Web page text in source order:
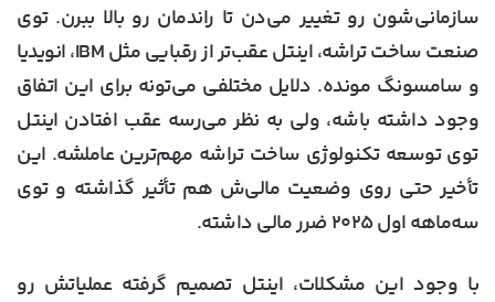
سازمانی‌شون رو تغییر می‌دن تا راندمان رو بالا ببرن. توی
صنعت ساخت تراشه، اینتل عقب‌تر از رقبایی مثل IBM، انویدیا
و سامسونگ مونده. دلایل مختلفی می‌تونه برای این اتفاق
وجود داشته باشه، ولی به نظر می‌رسه عقب افتادن اینتل
توی توسعه تکنولوژی ساخت تراشه مهم‌ترین عاملشه. این
تأخیر حتی روی وضعیت مالی‌ش هم تأثیر گذاشته و توی
سه‌ماهه اول ۲۰۲۵ ضرر مالی داشته.
با وجود این مشکلات، اینتل تصمیم گرفته عملیاتش رو